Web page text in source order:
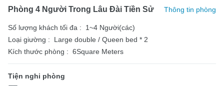
Phòng 4 Người Trong Lâu Đài Tiền Sử Thông tin phòng
Số lượng khách tối đa :
1~4 Người(các)
Loại giường :
Large double / Queen bed * 2
Kích thước phòng : 6Square Meters
Tiện nghi phòng